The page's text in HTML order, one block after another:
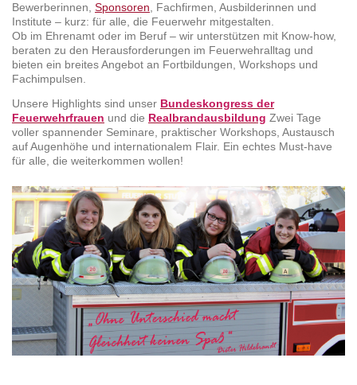
Bewerberinnen, Sponsoren , Fachfirmen, Ausbilderinnen und
Institute – kurz: für alle, die Feuerwehr mitgestalten.
Ob im Ehrenamt oder im Beruf – wir unterstützen mit Know-how,
beraten zu den Herausforderungen im Feuerwehralltag und
bieten ein breites Angebot an Fortbildungen, Workshops und
Fachimpulsen.
Unsere Highlights sind unser Bundeskongress der
Feuerwehrfrauen und die Realbrandausbildung Zwei Tage
voller spannender Seminare, praktischer Workshops, Austausch
auf Augenhöhe und internationalem Flair. Ein echtes Must-have
für alle, die weiterkommen wollen!